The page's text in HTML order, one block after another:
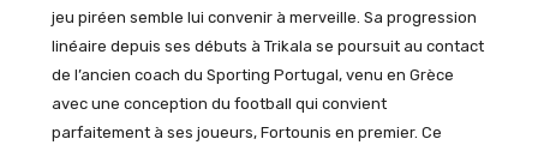
jeu piréen semble lui convenir à merveille. Sa progression
linéaire depuis ses débuts à Trikala se poursuit au contact
de l’ancien coach du Sporting Portugal, venu en Grèce
avec une conception du football qui convient
parfaitement à ses joueurs, Fortounis en premier. Ce